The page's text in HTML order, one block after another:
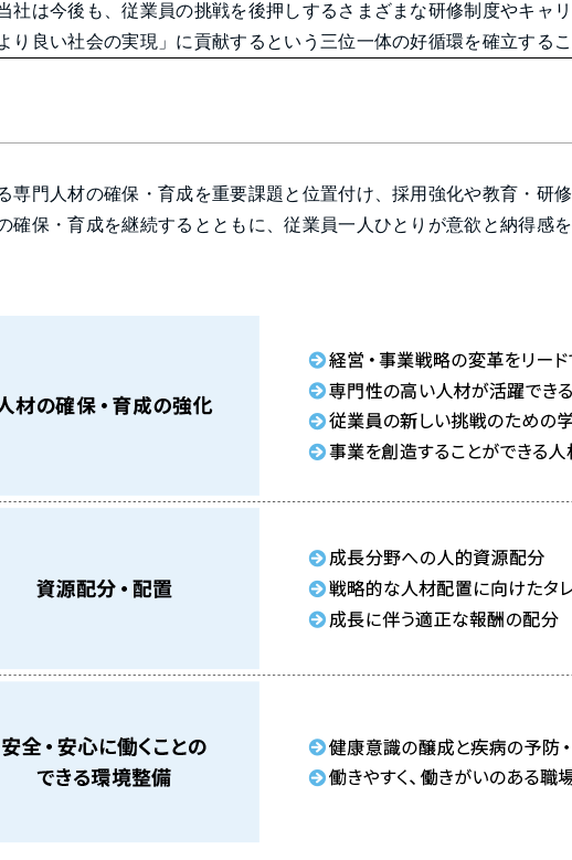
社は今後も、従業員の挑戦を後押しするさまざまな研修制度やキャ
り良い社会の実現」に貢献するという三位一体の好循環を確立する
専門人材の確保・育成を重要課題と位置付け、採用強化や教育・研
確保・育成を継続するとともに、従業員一人ひとりが意欲と納得感